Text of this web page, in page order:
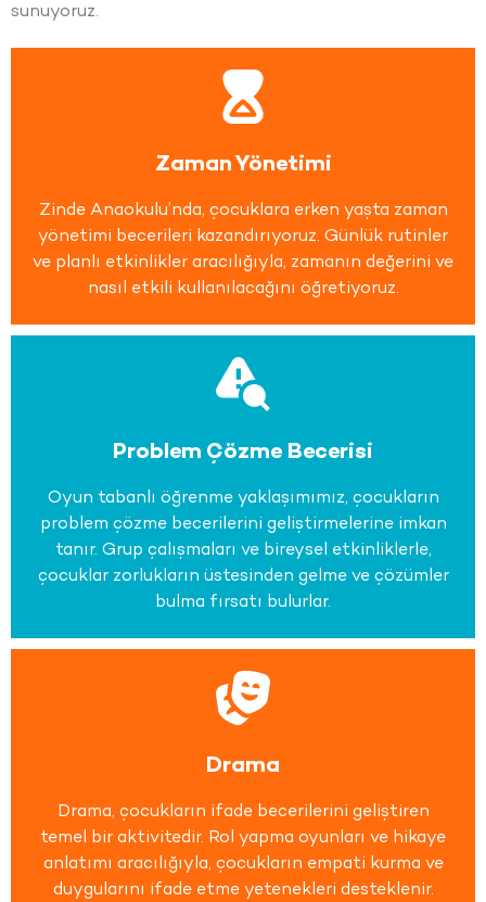
sunuyoruz.
Zaman Yönetimi
Zinde Anaokulu’nda, çocuklara erken yaşta zaman
yönetimi becerileri kazandırıyoruz. Günlük rutinler
ve planlı etkinlikler aracılığıyla, zamanın değerini ve
nasıl etkili kullanılacağını öğretiyoruz.
Problem Çözme Becerisi
Oyun tabanlı öğrenme yaklaşımımız, çocukların
problem çözme becerilerini geliştirmelerine imkan
tanır. Grup çalışmaları ve bireysel etkinliklerle,
çocuklar zorlukların üstesinden gelme ve çözümler
bulma fırsatı bulurlar.
Drama
Drama, çocukların ifade becerilerini geliştiren
temel bir aktivitedir. Rol yapma oyunları ve hikaye
anlatımı aracılığıyla, çocukların empati kurma ve
duygularını ifade etme yetenekleri desteklenir.